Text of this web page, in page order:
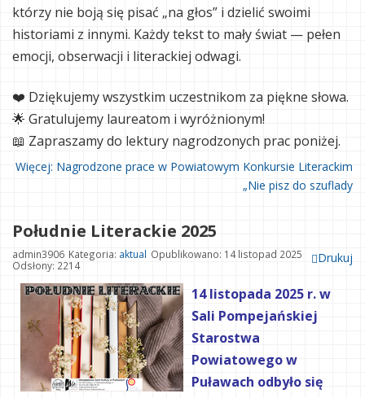
którzy nie boją się pisać „na głos” i dzielić swoimi
historiami z innymi. Każdy tekst to mały świat — pełen
emocji, obserwacji i literackiej odwagi.
❤️ Dziękujemy wszystkim uczestnikom za piękne słowa.
🌟 Gratulujemy laureatom i wyróżnionym!
📖 Zapraszamy do lektury nagrodzonych prac poniżej.
Więcej: Nagrodzone prace w Powiatowym Konkursie Literackim
„Nie pisz do szuflady
Południe Literackie 2025
Drukuj
admin3906 Kategoria: aktual Opublikowano: 14 listopad 2025
Odsłony: 2214
14 listopada 2025 r. w
Sali Pompejańskiej
Starostwa
Powiatowego w
Puławach odbyło się